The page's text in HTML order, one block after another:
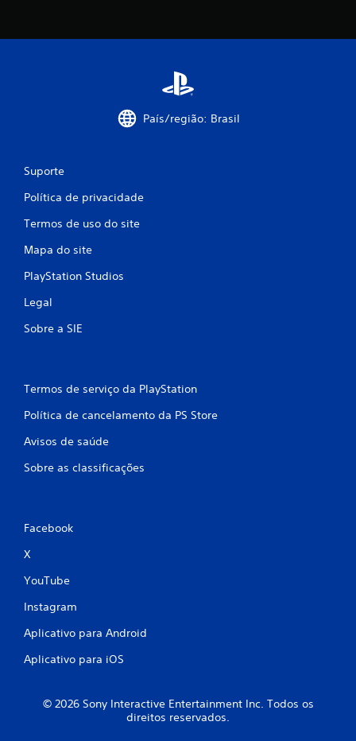
País/região: Brasil
Suporte
Política de privacidade
Termos de uso do site
Mapa do site
PlayStation Studios
Legal
Sobre a SIE
Termos de serviço da PlayStation
Política de cancelamento da PS Store
Avisos de saúde
Sobre as classificações
Facebook
X
YouTube
Instagram
Aplicativo para Android
Aplicativo para iOS
© 2026 Sony Interactive Entertainment Inc. Todos os
direitos reservados.